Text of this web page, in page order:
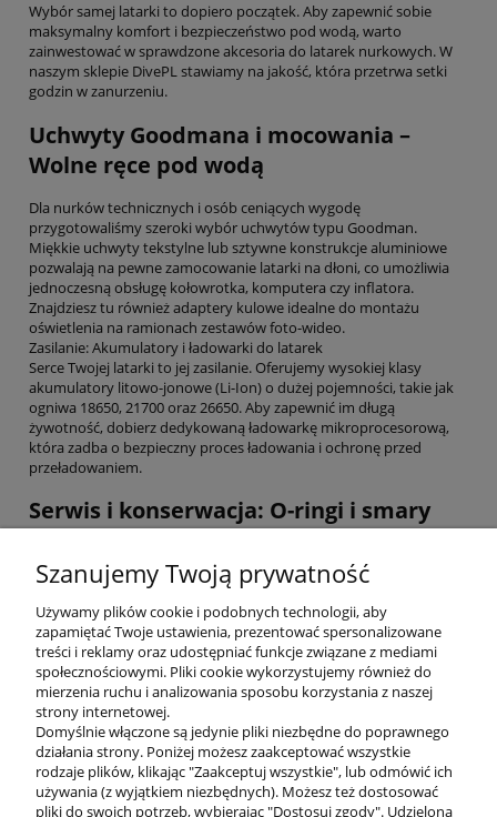
Wybór samej latarki to dopiero początek. Aby zapewnić sobie
maksymalny komfort i bezpieczeństwo pod wodą, warto
zainwestować w sprawdzone akcesoria do latarek nurkowych. W
naszym sklepie DivePL stawiamy na jakość, która przetrwa setki
godzin w zanurzeniu.
Uchwyty Goodmana i mocowania –
Wolne ręce pod wodą
Dla nurków technicznych i osób ceniących wygodę
przygotowaliśmy szeroki wybór uchwytów typu Goodman.
Miękkie uchwyty tekstylne lub sztywne konstrukcje aluminiowe
pozwalają na pewne zamocowanie latarki na dłoni, co umożliwia
jednoczesną obsługę kołowrotka, komputera czy inflatora.
Znajdziesz tu również adaptery kulowe idealne do montażu
oświetlenia na ramionach zestawów foto-wideo.
Zasilanie: Akumulatory i ładowarki do latarek
Serce Twojej latarki to jej zasilanie. Oferujemy wysokiej klasy
akumulatory litowo-jonowe (Li-Ion) o dużej pojemności, takie jak
ogniwa 18650, 21700 oraz 26650. Aby zapewnić im długą
żywotność, dobierz dedykowaną ładowarkę mikroprocesorową,
która zadba o bezpieczny proces ładowania i ochronę przed
przeładowaniem.
Serwis i konserwacja: O-ringi i smary
wymiana o-ringów oraz stosowanie smaru silikonowego to jedyny
sposób, aby uniknąć zalania elektroniki. W tej sekcji znajdziesz
zestawy naprawcze i uszczelki dopasowane do konkretnych
modeli latarek, a także smycze i karabińczyki, które zabezpieczą
Twój sprzęt przed zgubieniem w toni.
Dlaczego DivePL?
Jako specjaliści od sprzętu nurkowego, dobieramy akcesoria, które
sami testujemy. Potrzebujesz pomocy w dopasowaniu
akumulatora do swojej latarki? A może nie wiesz, który uchwyt
Goodmana będzie najwygodniejszy do Twoich rękawic? Skontaktuj
Szanujemy Twoją prywatność
Używamy plików cookie i podobnych technologii, aby
zapamiętać Twoje ustawienia, prezentować spersonalizowane
treści i reklamy oraz udostępniać funkcje związane z mediami
społecznościowymi. Pliki cookie wykorzystujemy również do
mierzenia ruchu i analizowania sposobu korzystania z naszej
strony internetowej.
Domyślnie włączone są jedynie pliki niezbędne do poprawnego
działania strony. Poniżej możesz zaakceptować wszystkie
rodzaje plików, klikając "Zaakceptuj wszystkie", lub odmówić ich
używania (z wyjątkiem niezbędnych). Możesz też dostosować
pliki do swoich potrzeb, wybierając "Dostosuj zgody". Udzieloną